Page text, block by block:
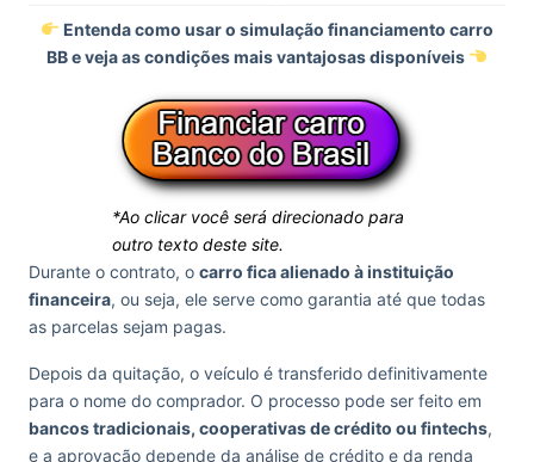
Entenda como usar o simulação financiamento carro
BB e veja as condições mais vantajosas disponíveis
*Ao clicar você será direcionado para
outro texto deste site.
Durante o contrato, o carro fica alienado à instituição
financeira, ou seja, ele serve como garantia até que todas
as parcelas sejam pagas.
Depois da quitação, o veículo é transferido definitivamente
para o nome do comprador. O processo pode ser feito em
bancos tradicionais, cooperativas de crédito ou fintechs,
e a aprovação depende da análise de crédito e da renda